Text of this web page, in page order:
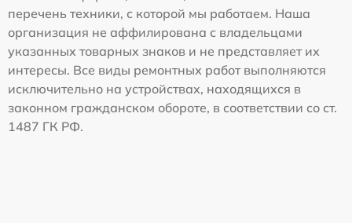
перечень техники, с которой мы работаем. Наша
организация не аффилирована с владельцами
указанных товарных знаков и не представляет их
интересы. Все виды ремонтных работ выполняются
исключительно на устройствах, находящихся в
законном гражданском обороте, в соответствии со ст.
1487 ГК РФ.